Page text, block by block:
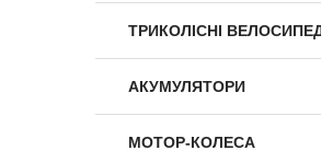
ТРИКОЛІСНІ
АКУМУЛЯТОРИ
МОТОР-КОЛЕСА